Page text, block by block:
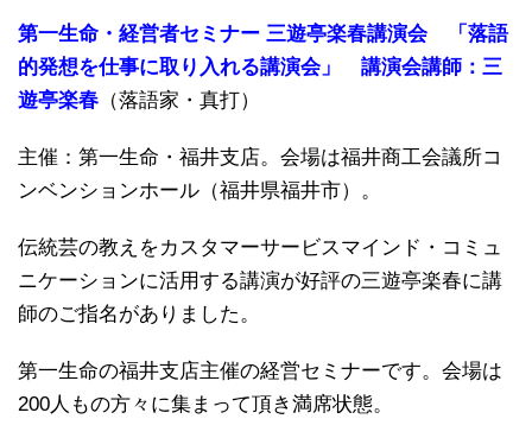
第一生命・経営者セミナー 三遊亭楽春講演会 「落語
的発想を仕事に取り入れる講演会」 講演会講師：三
遊亭楽春 （落語家・真打）
主催：第一生命・福井支店。会場は福井商工会議所コ
ンベンションホール（福井県福井市）。
伝統芸の教えをカスタマーサービスマインド・コミュ
ニケーションに活用する講演が好評の三遊亭楽春に講
師のご指名がありました。
第一生命の福井支店主催の経営セミナーです。会場は
200人もの方々に集まって頂き満席状態。